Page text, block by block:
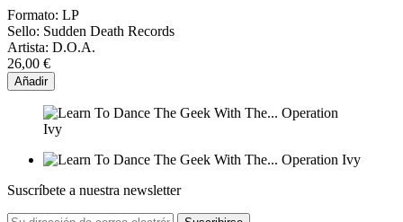
Formato: LP
Sello: Sudden Death Records
Artista: D.O.A.
26,00 €
Añadir
Suscríbete a nuestra newsletter